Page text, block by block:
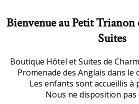
Bienvenue au Petit Trianon
Suites
Boutique Hôtel et Suites de
Promenade des Anglais dans le
Les enfants sont accueillis à
Nous ne disposition pas